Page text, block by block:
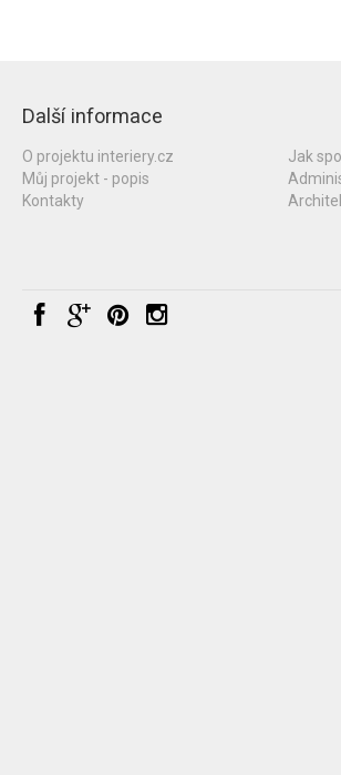
Další informace
O projektu interiery.cz
Můj projekt - popis
Kontakty
Jak